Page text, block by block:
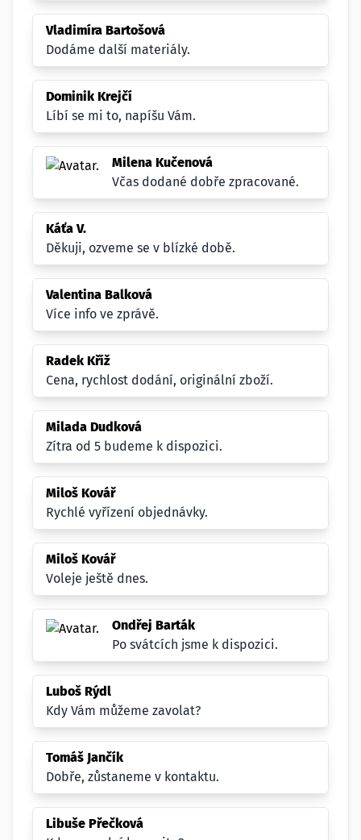
Vladimíra Bartošová
Dodáme další materiály.
Dominik Krejčí
Líbí se mi to, napíšu Vám.
Milena Kučenová
Včas dodané dobře zpracované.
Káťa V.
Děkuji, ozveme se v blízké době.
Valentina Balková
Více info ve zprávě.
Radek Kříž
Cena, rychlost dodání, originální zboží.
Milada Dudková
Zítra od 5 budeme k dispozici.
Miloš Kovář
Rychlé vyřízení objednávky.
Miloš Kovář
Voleje ještě dnes.
Ondřej Barták
Po svátcích jsme k dispozici.
Luboš Rýdl
Kdy Vám můžeme zavolat?
Tomáš Jančík
Dobře, zůstaneme v kontaktu.
Libuše Přečková